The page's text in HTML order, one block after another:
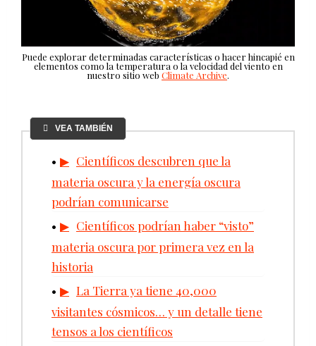
Puede explorar determinadas características o hacer hincapié en
elementos como la temperatura o la velocidad del viento en
nuestro sitio web Climate Archive.
VEA TAMBIÉN
Científicos descubren que la
materia oscura y la energía oscura
podrían comunicarse
Científicos podrían haber “visto”
materia oscura por primera vez en la
historia
La Tierra ya tiene 40,000
visitantes cósmicos… y un detalle tiene
tensos a los científicos